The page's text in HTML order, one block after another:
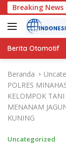
a
g
u
Breaking News
di Desa Ulidang
Berita Otomotif
Beranda
POLRES
KELOMPOK
MENANAM
KUNING
Uncategorized